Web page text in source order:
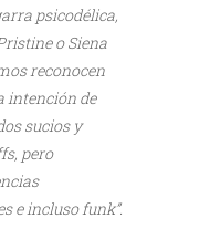
psicodélica,
o Siena
reconocen
intención de
sucios y
pero
e incluso funk”.